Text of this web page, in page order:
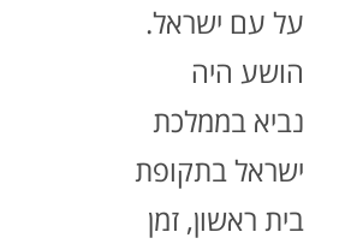
על עם ישראל.
הושע היה
נביא בממלכת
ישראל בתקופת
בית ראשון, זמן